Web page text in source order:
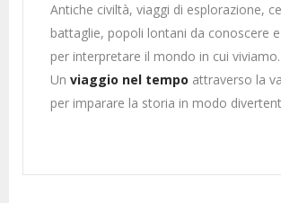
Antiche civiltà, viaggi di esplorazione,
battaglie, popoli lontani da conoscere
per interpretare il mondo in cui viviamo.
Un viaggio nel tempo attraverso la
per imparare la storia in modo